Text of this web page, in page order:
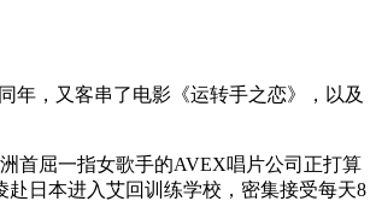
年，又客串了电影《运转手之恋》，以及
首屈一指女歌手的AVEX唱片公司正打算
日本进入艾回训练学校，密集接受每天8